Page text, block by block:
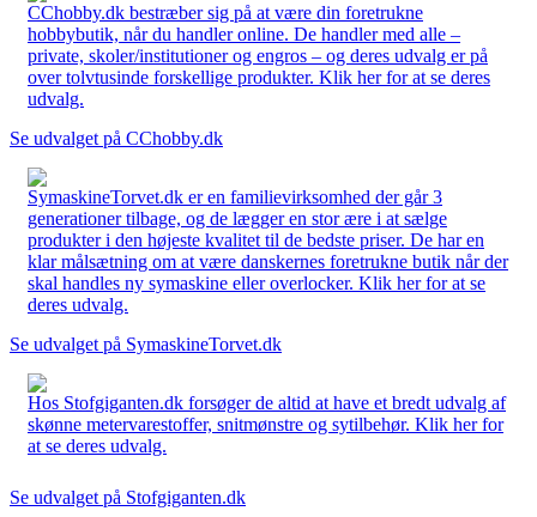
CChobby.dk bestræber sig på at være din foretrukne
hobbybutik, når du handler online. De handler med alle –
private, skoler/institutioner og engros – og deres udvalg er på
over tolvtusinde forskellige produkter. Klik her for at se deres
udvalg.
Se udvalget på CChobby.dk
SymaskineTorvet.dk er en familievirksomhed der går 3
generationer tilbage, og de lægger en stor ære i at sælge
produkter i den højeste kvalitet til de bedste priser. De har en
klar målsætning om at være danskernes foretrukne butik når der
skal handles ny symaskine eller overlocker. Klik her for at se
deres udvalg.
Se udvalget på SymaskineTorvet.dk
Hos Stofgiganten.dk forsøger de altid at have et bredt udvalg af
skønne metervarestoffer, snitmønstre og sytilbehør. Klik her for
at se deres udvalg.
Se udvalget på Stofgiganten.dk